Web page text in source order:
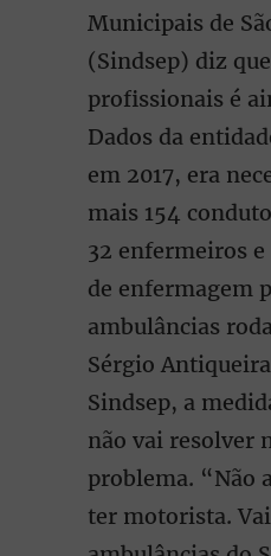
Municipais de
(Sindsep) diz
profissionais é
Dados da
em 2017, era
mais 154
32 enfermeiros
de enfermagem
ambulâncias
Sérgio
Sindsep, a
não vai resolver
problema. “Não
ter motorista.